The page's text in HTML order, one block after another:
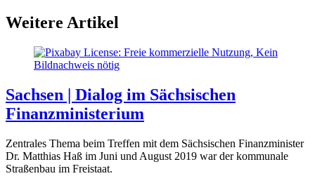
Weitere Artikel
Sachsen | Dialog im Sächsischen
Finanzministerium
Zentrales Thema beim Treffen mit dem Sächsischen Finanzminister
Dr. Matthias Haß im Juni und August 2019 war der kommunale
Straßenbau im Freistaat.